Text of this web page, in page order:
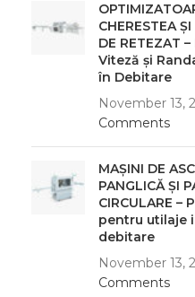
CHERESTEA
DE RETEZAT
Viteză și
în Debitare
November 13,
Comments
MAȘINI DE
PANGLICĂ ȘI
CIRCULARE –
pentru utilaje
debitare
November 13,
Comments